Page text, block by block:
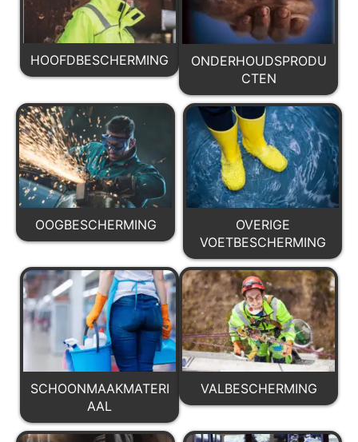
HOOFDBESCHERMING
ONDERHOUDSPRODU
CTEN
OOGBESCHERMING
OVERIGE
VOETBESCHERMING
SCHOONMAAKMATERI
AAL
VALBESCHERMING